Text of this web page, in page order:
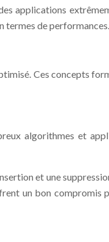
applications
termes de performances.
Ces concepts
algorithmes et
et une
un bon compromis